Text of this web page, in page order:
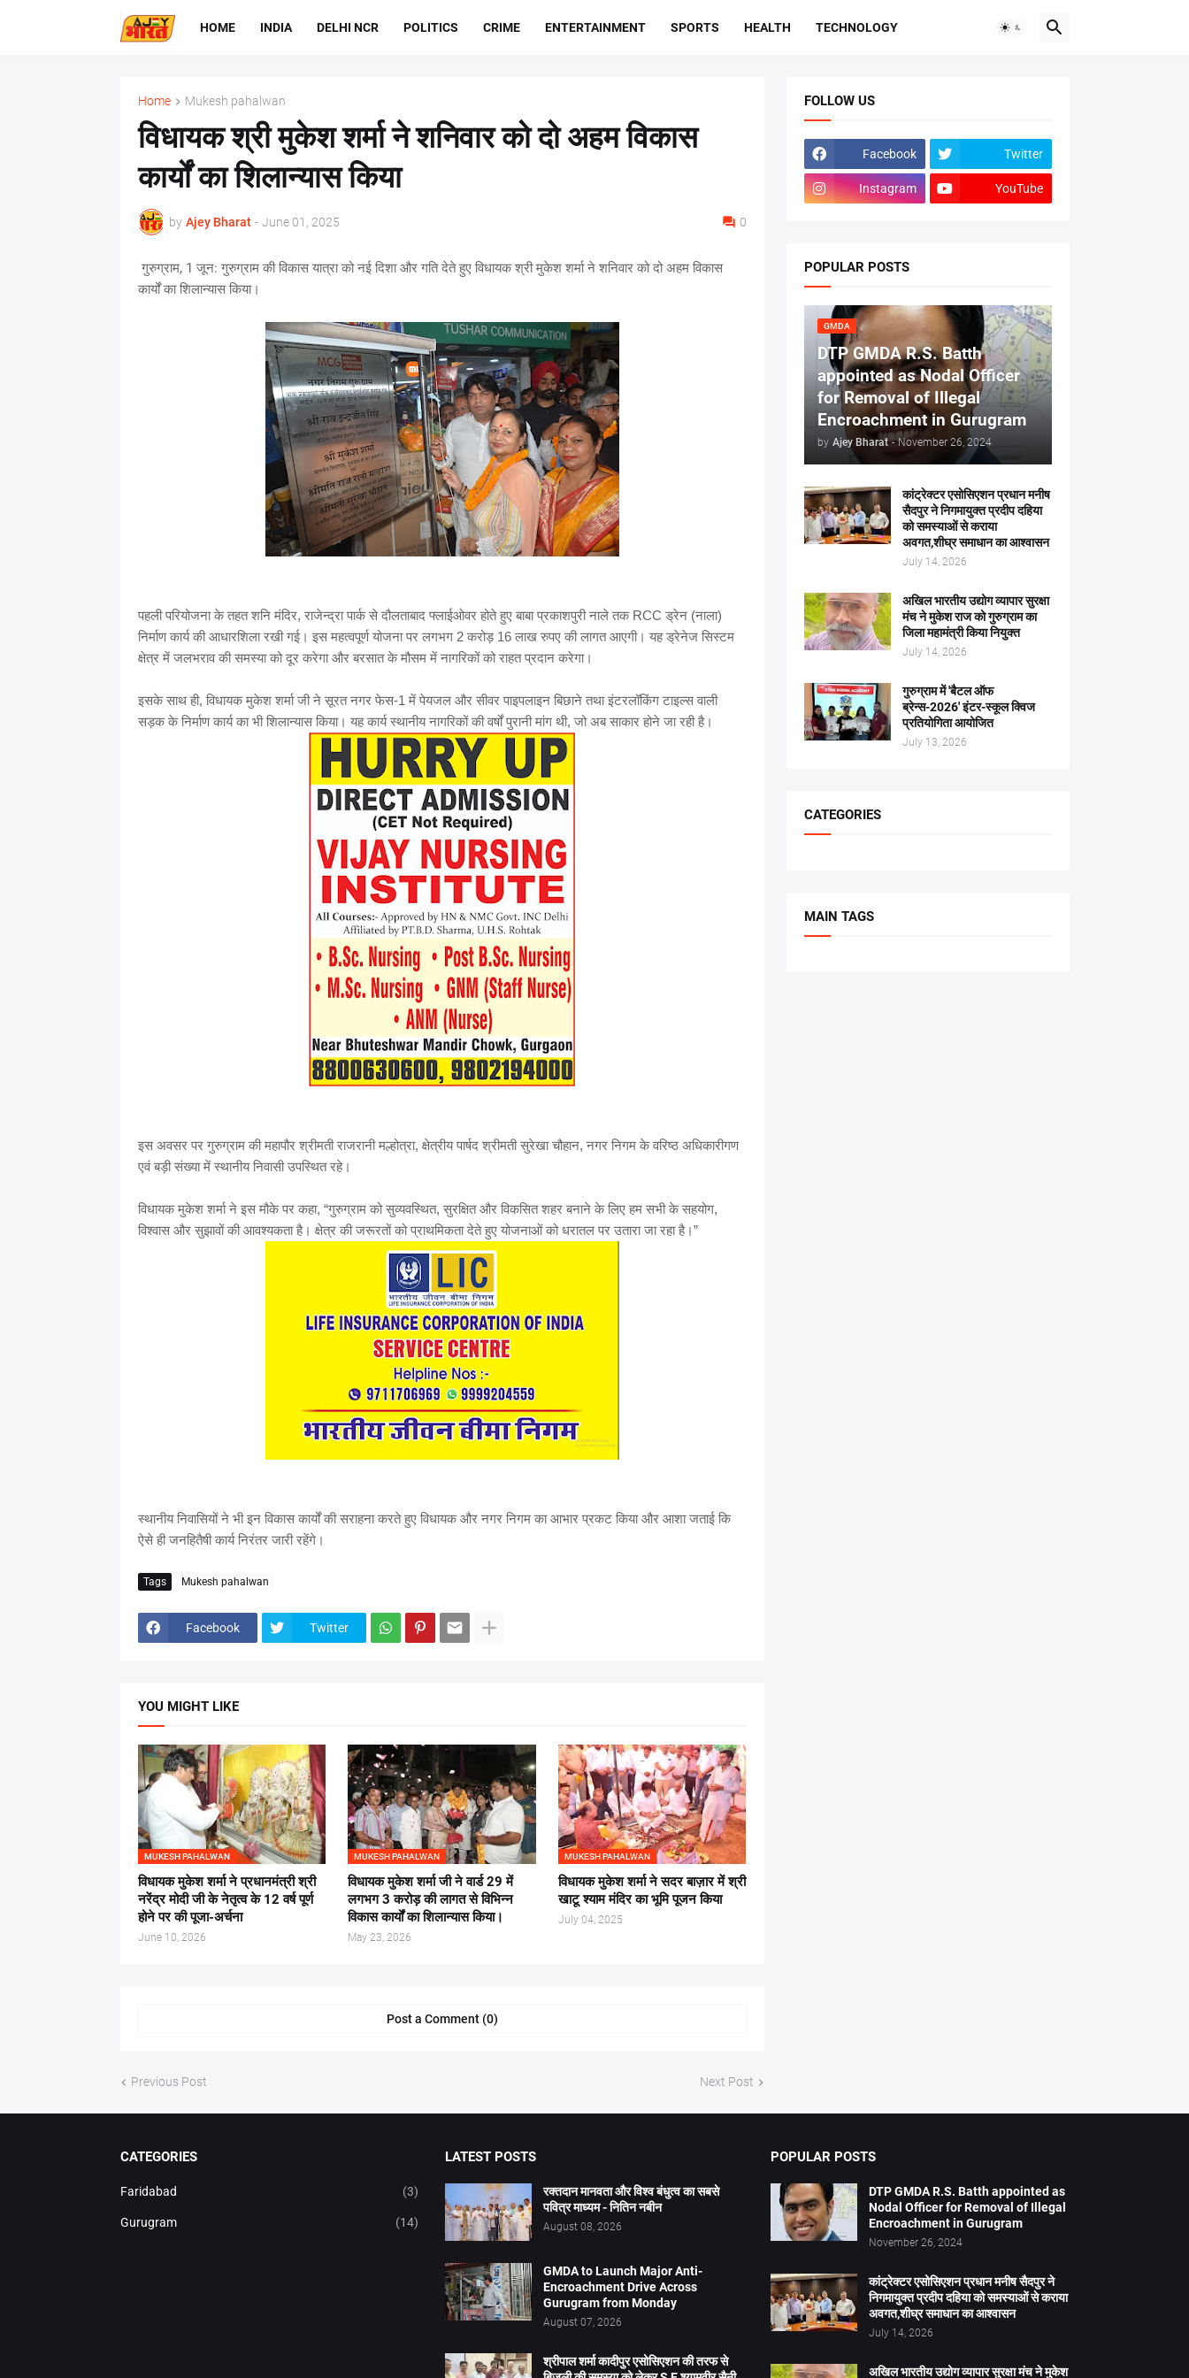
HOME INDIA DELHI NCR POLITICS CRIME ENTERTAINMENT SPORTS HEALTH TECHNOLOGY
Home Mukesh pahalwan
विधायक श्री मुकेश शर्मा ने शनिवार को दो अहम विकास
कार्यों का शिलान्यास किया
by Ajey Bharat - June 01, 2025 0
गुरुग्राम, 1 जून: गुरुग्राम की विकास यात्रा को नई दिशा और गति देते हुए विधायक श्री मुकेश शर्मा ने शनिवार को दो अहम विकास
कार्यों का शिलान्यास किया।
पहली परियोजना के तहत शनि मंदिर, राजेन्द्रा पार्क से दौलताबाद फ्लाईओवर होते हुए बाबा प्रकाशपुरी नाले तक RCC ड्रेन (नाला)
निर्माण कार्य की आधारशिला रखी गई। इस महत्वपूर्ण योजना पर लगभग 2 करोड़ 16 लाख रुपए की लागत आएगी। यह ड्रेनेज सिस्टम
क्षेत्र में जलभराव की समस्या को दूर करेगा और बरसात के मौसम में नागरिकों को राहत प्रदान करेगा।
इसके साथ ही, विधायक मुकेश शर्मा जी ने सूरत नगर फेस-1 में पेयजल और सीवर पाइपलाइन बिछाने तथा इंटरलॉकिंग टाइल्स वाली
सड़क के निर्माण कार्य का भी शिलान्यास किया। यह कार्य स्थानीय नागरिकों की वर्षों पुरानी मांग थी, जो अब साकार होने जा रही है।
इस अवसर पर गुरुग्राम की महापौर श्रीमती राजरानी मल्होत्रा, क्षेत्रीय पार्षद श्रीमती सुरेखा चौहान, नगर निगम के वरिष्ठ अधिकारीगण
एवं बड़ी संख्या में स्थानीय निवासी उपस्थित रहे।
विधायक मुकेश शर्मा ने इस मौके पर कहा, “गुरुग्राम को सुव्यवस्थित, सुरक्षित और विकसित शहर बनाने के लिए हम सभी के सहयोग,
विश्वास और सुझावों की आवश्यकता है। क्षेत्र की जरूरतों को प्राथमिकता देते हुए योजनाओं को धरातल पर उतारा जा रहा है।”
स्थानीय निवासियों ने भी इन विकास कार्यों की सराहना करते हुए विधायक और नगर निगम का आभार प्रकट किया और आशा जताई कि
ऐसे ही जनहितैषी कार्य निरंतर जारी रहेंगे।
Tags Mukesh pahalwan
Facebook Twitter
YOU MIGHT LIKE
MUKESH PAHALWAN
विधायक मुकेश शर्मा ने प्रधानमंत्री श्री
नरेंद्र मोदी जी के नेतृत्व के 12 वर्ष पूर्ण
होने पर की पूजा-अर्चना
June 10, 2026
MUKESH PAHALWAN
विधायक मुकेश शर्मा जी ने वार्ड 29 में
लगभग 3 करोड़ की लागत से विभिन्न
विकास कार्यों का शिलान्यास किया।
May 23, 2026
MUKESH PAHALWAN
विधायक मुकेश शर्मा ने सदर बाज़ार में श्री
खाटू श्याम मंदिर का भूमि पूजन किया
July 04, 2025
Post a Comment (0)
Previous Post Next Post
FOLLOW US
Facebook Twitter
Instagram YouTube
POPULAR POSTS
GMDA
DTP GMDA R.S. Batth
appointed as Nodal Officer
for Removal of Illegal
Encroachment in Gurugram
by Ajey Bharat - November 26, 2024
कांट्रेक्टर एसोसिएशन प्रधान मनीष
सैदपुर ने निगमायुक्त प्रदीप दहिया
को समस्याओं से कराया
अवगत,शीघ्र समाधान का आश्वासन
July 14, 2026
अखिल भारतीय उद्योग व्यापार सुरक्षा
मंच ने मुकेश राज को गुरुग्राम का
जिला महामंत्री किया नियुक्त
July 14, 2026
गुरुग्राम में 'बैटल ऑफ
ब्रेन्स-2026' इंटर-स्कूल क्विज
प्रतियोगिता आयोजित
July 13, 2026
CATEGORIES
MAIN TAGS
CATEGORIES
Faridabad (3)
Gurugram (14)
LATEST POSTS
रक्तदान मानवता और विश्व बंधुत्व का सबसे
पवित्र माध्यम - नितिन नबीन
August 08, 2026
GMDA to Launch Major Anti-
Encroachment Drive Across
Gurugram from Monday
August 07, 2026
श्रीपाल शर्मा कादीपुर एसोसिएशन की तरफ से
POPULAR POSTS
DTP GMDA R.S. Batth appointed as
Nodal Officer for Removal of Illegal
Encroachment in Gurugram
November 26, 2024
कांट्रेक्टर एसोसिएशन प्रधान मनीष सैदपुर ने
निगमायुक्त प्रदीप दहिया को समस्याओं से कराया
अवगत,शीघ्र समाधान का आश्वासन
July 14, 2026
अखिल भारतीय उद्योग व्यापार सुरक्षा मंच ने मुकेश